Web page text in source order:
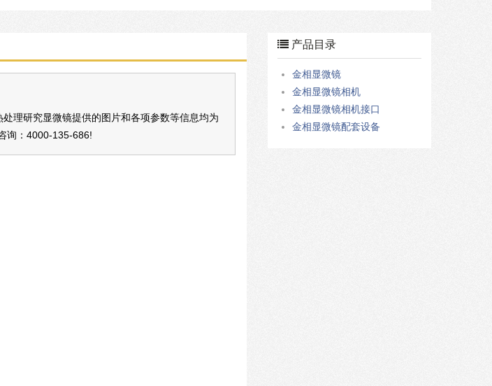
理研究显微镜提供的图片和各项参数等信息均为
询：4000-135-686!
产品目录
金相显微镜
金相显微镜相机
金相显微镜相机接口
金相显微镜配套设备